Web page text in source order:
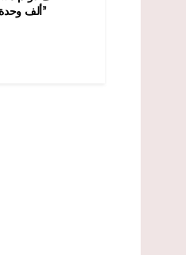
ألف وحدة استيطانية”